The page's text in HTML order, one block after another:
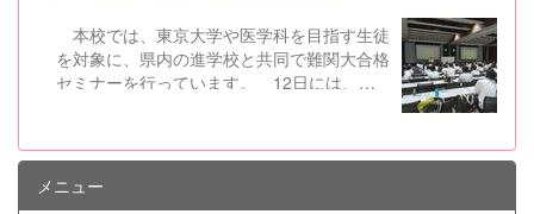
本校では、東京大学や医学科を目指す生徒
を対象に、県内の進学校と共同で難関大合格
セミナーを行っています。 12日には、本
名の高校生が参加しました。駿台予備校から
東大入試に精通した講師をお招きし、合格す
るための答案作成力をつけるためのノウハウ
メニュー